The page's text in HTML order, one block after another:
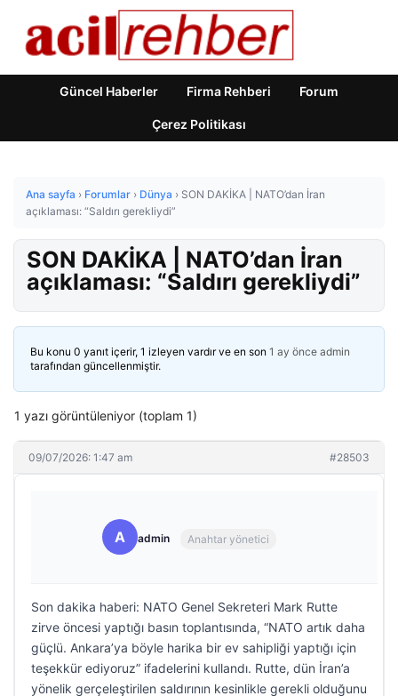
Güncel Haberler Firma Rehberi Forum
Çerez Politikası
Ana sayfa › Forumlar › Dünya › SON DAKİKA | NATO’dan İran
açıklaması: “Saldırı gerekliydi”
SON DAKİKA | NATO’dan İran
açıklaması: “Saldırı gerekliydi”
Bu konu 0 yanıt içerir, 1 izleyen vardır ve en son 1 ay önce admin
tarafından güncellenmiştir.
1 yazı görüntüleniyor (toplam 1)
09/07/2026: 1:47 am #28503
A admin Anahtar yönetici
Son dakika haberi: NATO Genel Sekreteri Mark Rutte
zirve öncesi yaptığı basın toplantısında, “NATO artık daha
güçlü. Ankara’ya böyle harika bir ev sahipliği yaptığı için
teşekkür ediyoruz” ifadelerini kullandı. Rutte, dün İran’a
yönelik gerçeleştirilen saldırının kesinlikle gerekli olduğunu